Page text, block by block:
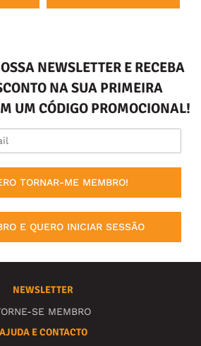
NEWSLETTER E RECEBA
NA SUA PRIMEIRA
UM CÓDIGO PROMOCIONAL!
TORNAR-ME MEMBRO!
E QUERO INICIAR SESSÃO
NEWSLETTER
SE MEMBRO
AJUDA E CONTACTO